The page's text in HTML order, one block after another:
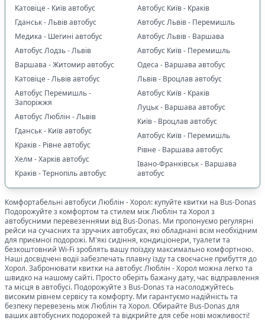
Катовіце - Київ автобус
Гданськ - Львів автобус
Медика - Шегині автобус
Автобус Лодзь - Львів
Варшава - Житомир автобус
Катовіце - Львів автобус
Автобус Перемишль -
Запоріжжя
Автобус Люблін - Львів
Гданськ - Київ автобус
Краків - Рівне автобус
Хелм - Харків автобус
Краків - Тернопіль автобус
Автобус Київ - Краків
Автобус Львів - Перемишль
Автобус Львів - Варшава
Автобус Київ - Перемишль
Одеса - Варшава автобус
Львів - Вроцлав автобус
Автобус Київ - Краків
Луцьк - Варшава автобус
Київ - Вроцлав автобус
Автобус Київ - Перемишль
Рівне - Варшава автобус
Івано-Франківськ - Варшава
автобус
Комфортабельні автобуси Люблін -Хорол: купуйте квитки на Bus-Donas
Подорожуйте з комфортом та стилем міжЛюблін та Хорол з
автобусними перевезеннями від Bus-Donas. Ми пропонуємо регулярні
рейси на сучасних та зручних автобусах, які обладнані всім необхідним
для приємної подорожі. М'які сидіння, кондиціонери, туалети та
безкоштовний Wi-Fi зроблять вашу поїздку максимально комфортною.
Наші досвідчені водії забезпечать плавну їзду та своєчасне прибуття до
Хорол. Забронювати квитки на автобусЛюблін -Хорол можна легко та
швидко на нашому сайті. Просто оберіть бажану дату, час відправлення
та місця в автобусі. Подорожуйте з Bus-Donas та насолоджуйтесь
високим рівнем сервісу та комфорту. Ми гарантуємо надійність та
безпеку перевезень міжЛюблін та Хорол. Обирайте Bus-Donas для
ваших автобусних подорожей та відкрийте для себе нові можливості!